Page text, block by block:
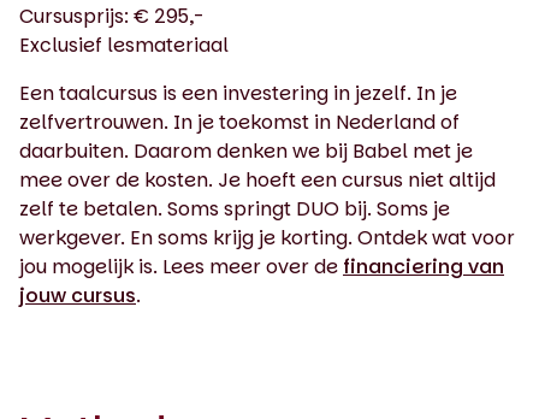
Cursusprijs: € 295,-
Exclusief lesmateriaal
Een taalcursus is een investering in jezelf. In je
zelfvertrouwen. In je toekomst in Nederland of
daarbuiten. Daarom denken we bij Babel met je
mee over de kosten. Je hoeft een cursus niet altijd
zelf te betalen. Soms springt DUO bij. Soms je
werkgever. En soms krijg je korting. Ontdek wat voor
jou mogelijk is. Lees meer over de financiering van
jouw cursus.